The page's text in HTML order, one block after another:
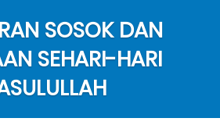
SOSOK DAN
SEHARI-HARI